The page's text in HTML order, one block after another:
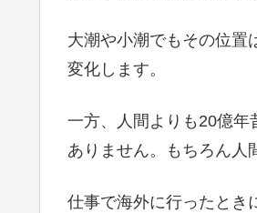
大潮や小潮でもその位置
変化します。
一方、人間よりも20億年
ありません。もちろん人
仕事で海外に行ったとき